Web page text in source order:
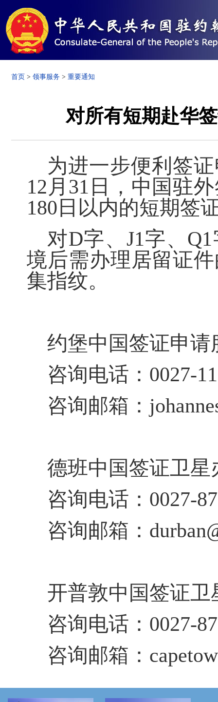
首页 > 领事服务 > 重要通知
对所有短期赴华
为进一步便利签
12月31日，中国驻
180日以内的短期签
对D字、J1字、
境后需办理居留证
集指纹。
约堡中国签证申请
咨询电话：0027-
咨询邮箱：
德班中国签证卫星
咨询电话：0027-
咨询邮箱：
开普敦中国签证卫
咨询电话：0027-
咨询邮箱：